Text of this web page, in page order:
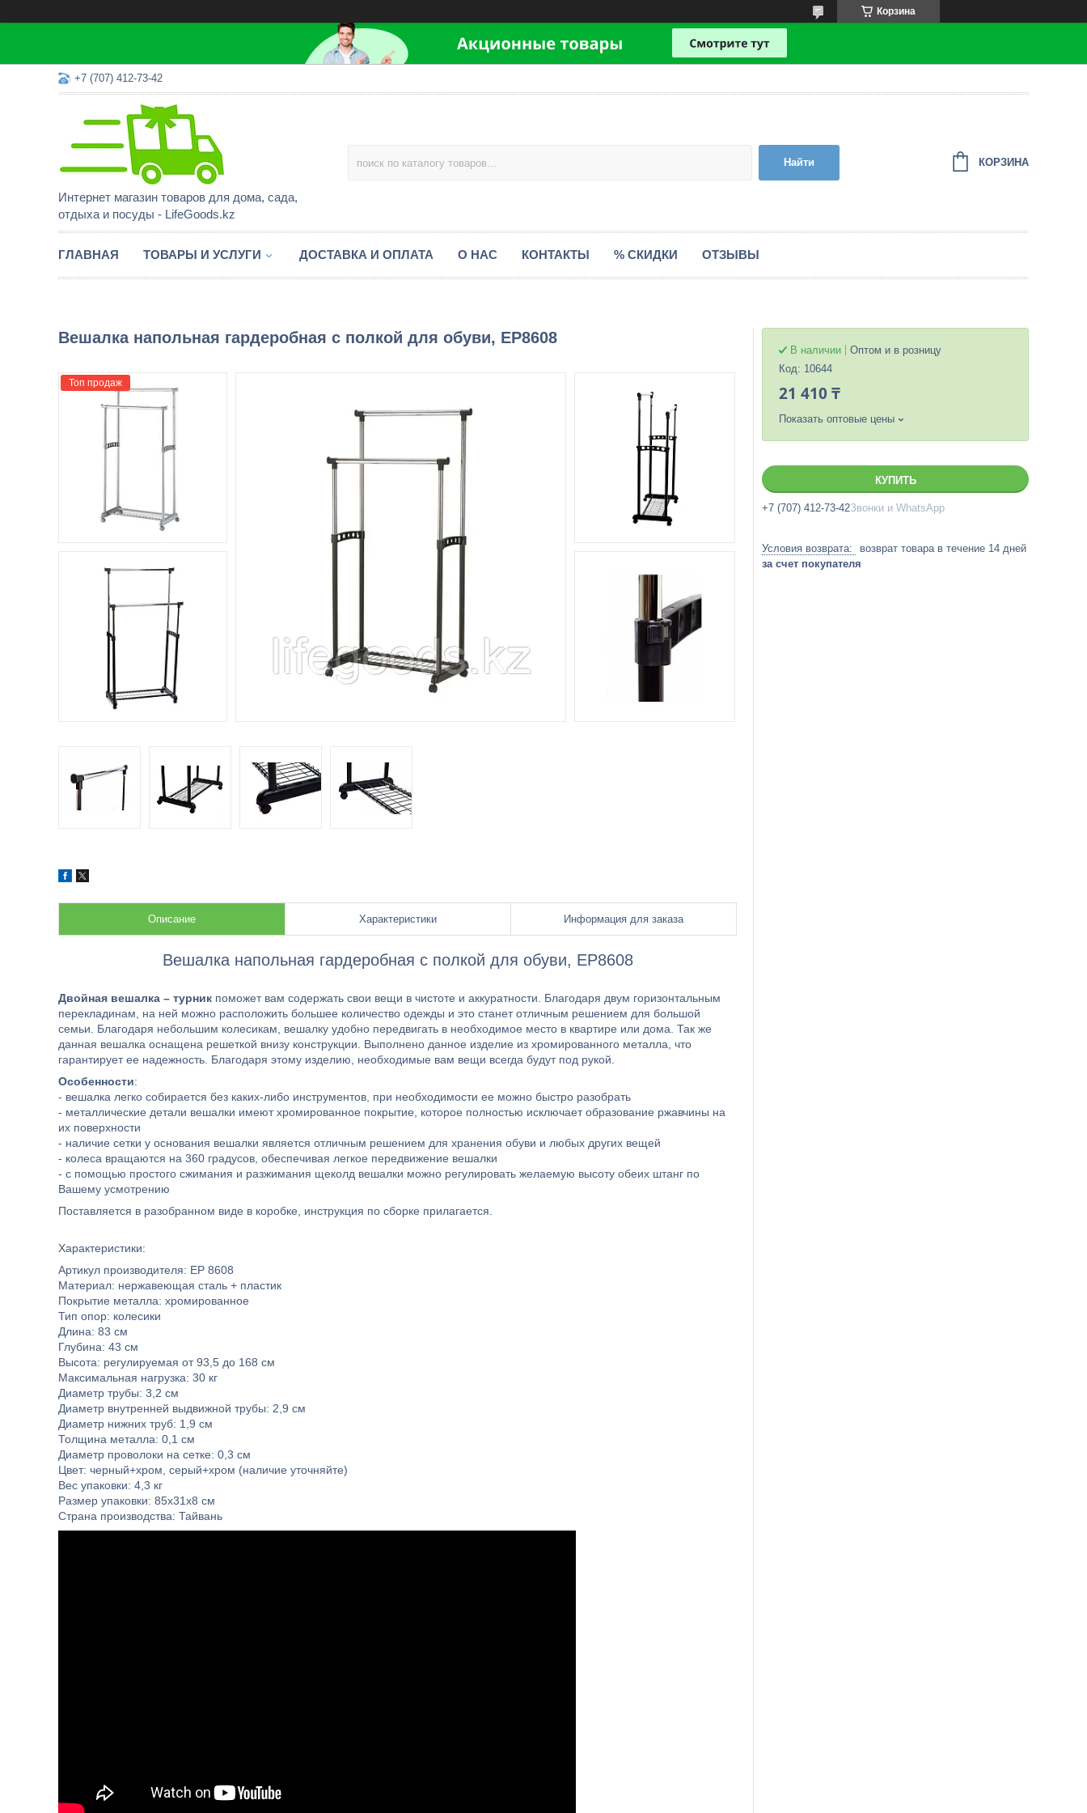
Корзина
+7 (707) 412-73-42
Интернет магазин товаров для дома, сада,
отдыха и посуды - LifeGoods.kz
Найти КОРЗИНА
ГЛАВНАЯ ТОВАРЫ И УСЛУГИ ДОСТАВКА И ОПЛАТА О НАС КОНТАКТЫ % СКИДКИ ОТЗЫВЫ
Вешалка напольная гардеробная с полкой для обуви, EP8608
Топ продаж
Описание Характеристики Информация для заказа
Вешалка напольная гардеробная с полкой для обуви, EP8608
Двойная вешалка – турник поможет вам содержать свои вещи в чистоте и аккуратности. Благодаря двум горизонтальным
перекладинам, на ней можно расположить большее количество одежды и это станет отличным решением для большой
семьи. Благодаря небольшим колесикам, вешалку удобно передвигать в необходимое место в квартире или дома. Так же
данная вешалка оснащена решеткой внизу конструкции. Выполнено данное изделие из хромированного металла, что
гарантирует ее надежность. Благодаря этому изделию, необходимые вам вещи всегда будут под рукой.
Особенности:
- вешалка легко собирается без каких-либо инструментов, при необходимости ее можно быстро разобрать
- металлические детали вешалки имеют хромированное покрытие, которое полностью исключает образование ржавчины на
их поверхности
- наличие сетки у основания вешалки является отличным решением для хранения обуви и любых других вещей
- колеса вращаются на 360 градусов, обеспечивая легкое передвижение вешалки
- с помощью простого сжимания и разжимания щеколд вешалки можно регулировать желаемую высоту обеих штанг по
Вашему усмотрению
Поставляется в разобранном виде в коробке, инструкция по сборке прилагается.
Характеристики:
Артикул производителя: EP 8608
Материал: нержавеющая сталь + пластик
Покрытие металла: хромированное
Тип опор: колесики
Длина: 83 см
Глубина: 43 см
Высота: регулируемая от 93,5 до 168 см
Максимальная нагрузка: 30 кг
Диаметр трубы: 3,2 см
Диаметр внутренней выдвижной трубы: 2,9 см
Диаметр нижних труб: 1,9 см
Толщина металла: 0,1 см
Диаметр проволоки на сетке: 0,3 см
Цвет: черный+хром, серый+хром (наличие уточняйте)
Вес упаковки: 4,3 кг
Размер упаковки: 85х31х8 см
Страна производства: Тайвань
В наличии
Оптом и в розницу
Код: 10644
21 410 ₸
Показать оптовые цены
КУПИТЬ
+7 (707) 412-73-42Звонки и WhatsApp
возврат товара в течение 14 дней
за счет покупателя